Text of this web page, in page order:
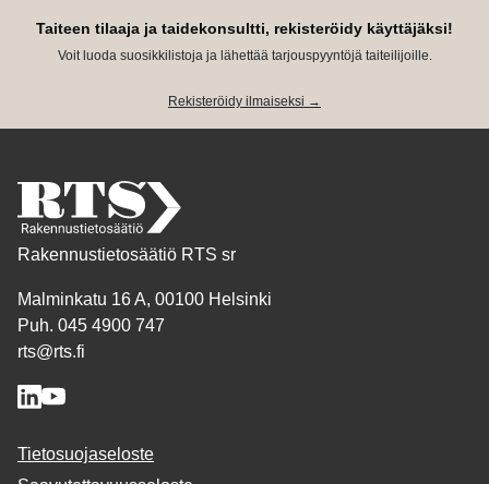
Taiteen tilaaja ja taidekonsultti, rekisteröidy käyttäjäksi!
Voit luoda suosikkilistoja ja lähettää tarjouspyyntöjä taiteilijoille.
Rekisteröidy ilmaiseksi →
Rakennustietosäätiö RTS sr
Malminkatu 16 A, 00100 Helsinki
Puh. 045 4900 747
rts@rts.fi
Tietosuojaseloste